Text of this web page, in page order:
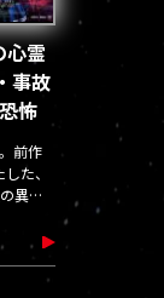
心霊
怖
前作
た、
異